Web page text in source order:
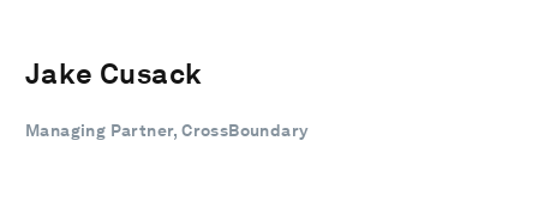
Jake Cusack
Managing Partner, CrossBoundary